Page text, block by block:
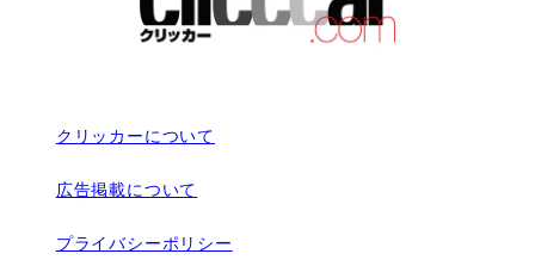
クリッカーについて
広告掲載について
プライバシーポリシー